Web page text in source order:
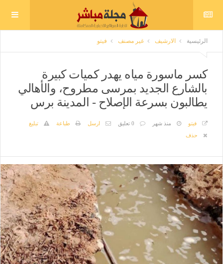
الرئيسية الارشيف غير مصنف فيتو
كسر ماسورة مياه يهدر كميات كبيرة
بالشارع الجديد بمرسى مطروح، والأهالي
يطالبون بسرعة الإصلاح - المدينة برس
فيتو منذ شهر 0 تعليق ارسل طباعة
تبليغ
حذف